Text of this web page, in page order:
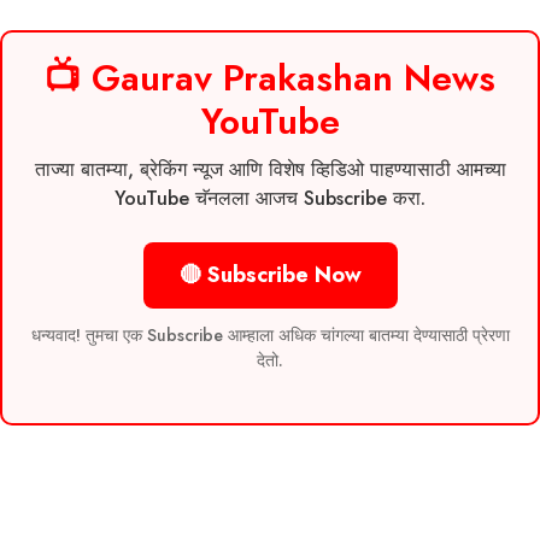
📺 Gaurav Prakashan News
YouTube
ताज्या बातम्या, ब्रेकिंग न्यूज आणि विशेष व्हिडिओ पाहण्यासाठी आमच्या
YouTube चॅनलला आजच Subscribe करा.
🔴 Subscribe Now
धन्यवाद! तुमचा एक Subscribe आम्हाला अधिक चांगल्या बातम्या देण्यासाठी प्रेरणा
देतो.